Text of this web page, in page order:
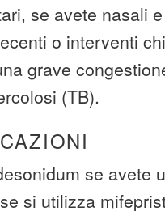
se avete nasali
o interventi
grave
(TB).
se avete
si utilizza